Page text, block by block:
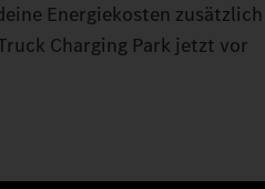
Energiekosten zusätzlich
Charging Park jetzt vor